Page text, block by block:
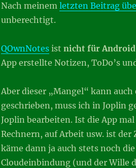
Nach meinem letzten Beitrag
unberechtigt.
QOwnNotesist nicht für Android
App erstellte Notizen, ToDo’s
Aber dieser „Mangel“ kann
geschrieben, muss ich in Joplin
Joplin bearbeiten. Ist die App
Rechnern, auf Arbeit usw. ist
käme dann ja auch stets noch
Cloudeinbindung (und der Wille